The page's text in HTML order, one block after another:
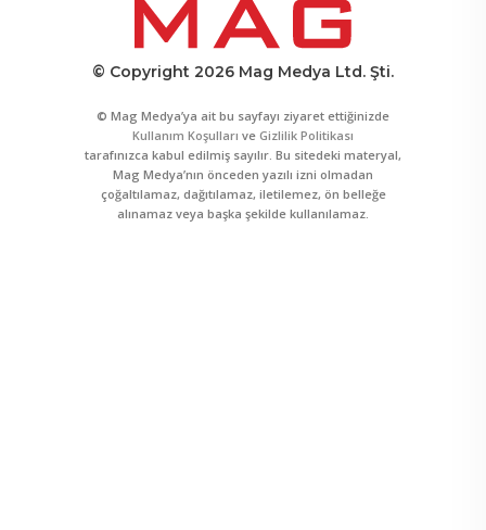
© Copyright 2026 Mag Medya Ltd. Şti.
© Mag Medya’ya ait bu sayfayı ziyaret ettiğinizde
Kullanım Koşulları ve Gizlilik Politikası
tarafınızca kabul edilmiş sayılır. Bu sitedeki materyal,
Mag Medya’nın önceden yazılı izni olmadan
çoğaltılamaz, dağıtılamaz, iletilemez, ön belleğe
alınamaz veya başka şekilde kullanılamaz.